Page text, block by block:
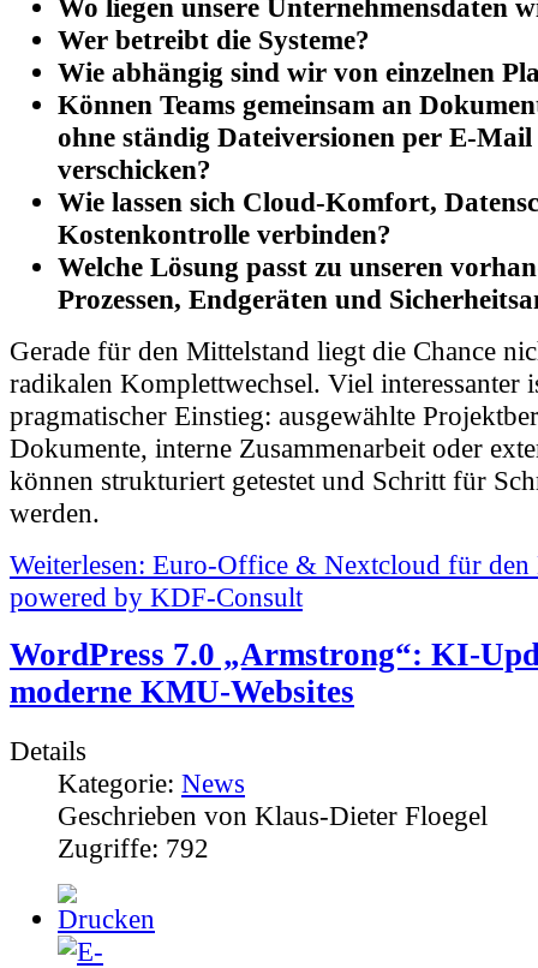
Wer betreibt die Systeme?
Wie abhängig sind wir von einzelnen
Können Teams gemeinsam an
ohne ständig Dateiversionen per E-Mail
verschicken?
Wie lassen sich Cloud-Komfort,
Kostenkontrolle verbinden?
Welche Lösung passt zu unseren
Prozessen, Endgeräten und
radikalen Komplettwechsel. Viel interessanter
pragmatischer Einstieg: ausgewählte
Dokumente, interne Zusammenarbeit oder
können strukturiert getestet und Schritt für
werden.
powered by KDF-Consult
WordPress 7.0 „Armstrong“: KI-
moderne KMU-Websites
Kategorie:
Geschrieben von
Zugriffe:792